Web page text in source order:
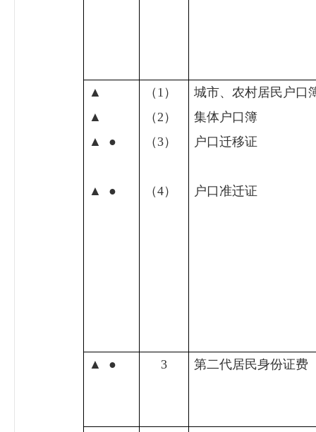
▲
▲
▲
●
▲ ●
（ 1 ）
（2 ）
（3）
（4）
城市、农村居民户口
集体户口簿
户口迁移证
户口准迁证
▲ ● 3 第二代居民身份证费